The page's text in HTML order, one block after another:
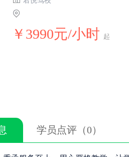
￥3990元/小时 起
学员点评（0）